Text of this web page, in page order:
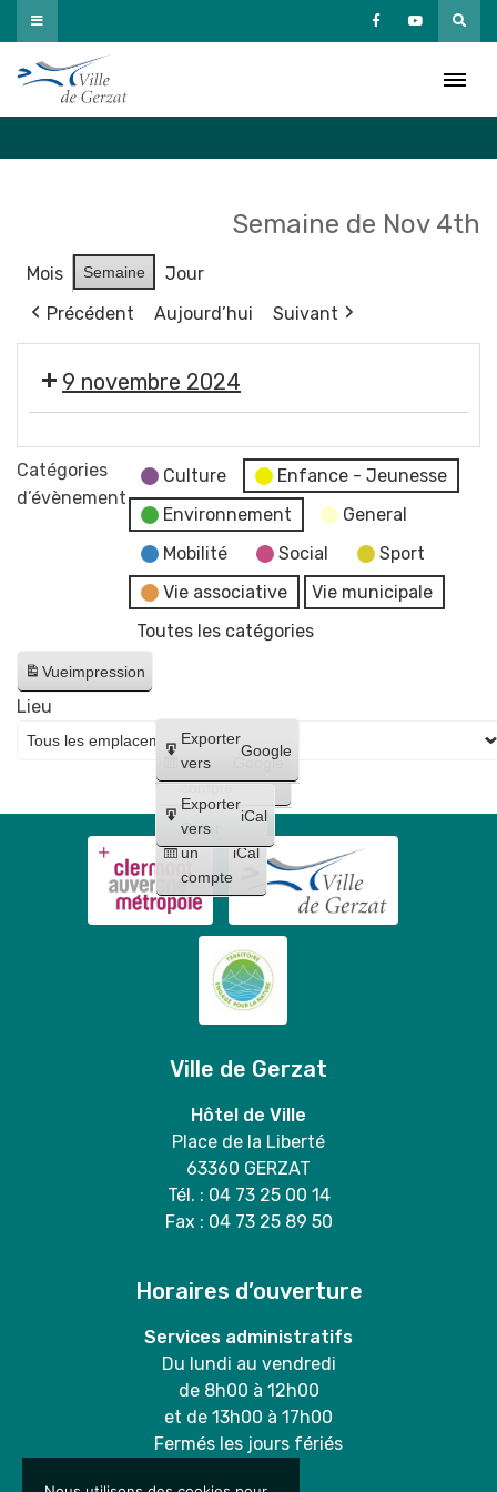
Passer
au
contenu
Semaine de Nov 4th
Mois Semaine
Jour
Précédent
Aujourd’hui Suivant
9 novembre 2024
🕺
💃
des
Fêtes
Gerzatois
Catégories
d’évènement
Culture
Enfance - Jeunesse
Environnement
General
Mobilité
Social
Sport
Vie associative
Vie municipale
Toutes les catégories
Vueimpression
Créer
un
compte
Google
Créer
un
compte
iCal
Exporter
vers
Google
Exporter
vers
iCal
Lieu
Ville de Gerzat
Hôtel de Ville
Place de la Liberté
63360 GERZAT
Tél. : 04 73 25 00 14
Fax : 04 73 25 89 50
Horaires d’ouverture
Services administratifs
Du lundi au vendredi
de 8h00 à 12h00
et de 13h00 à 17h00
Fermés les jours fériés